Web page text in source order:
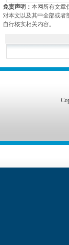
免责声明： 本网所有文章
对本文以及其中全部或者
自行核实相关内容。